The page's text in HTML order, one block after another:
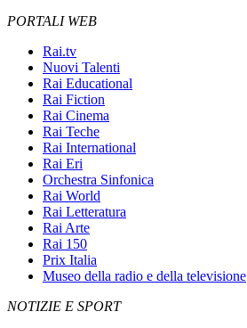
PORTALI WEB
Rai.tv
Nuovi Talenti
Rai Educational
Rai Fiction
Rai Cinema
Rai Teche
Rai International
Rai Eri
Orchestra Sinfonica
Rai World
Rai Letteratura
Rai Arte
Rai 150
Prix Italia
Museo della radio e della televisione
NOTIZIE E SPORT